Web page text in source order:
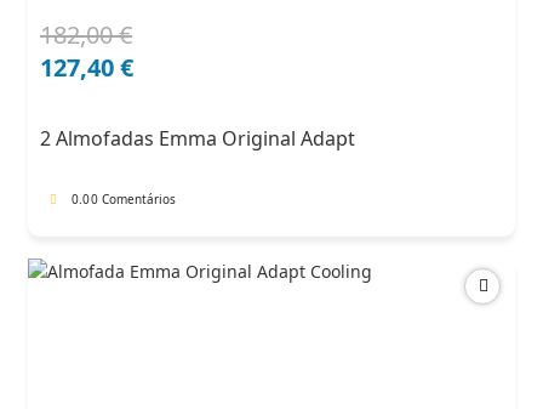
182,00€
O
preço
182,00 €.
127,40€
O
preço
127,40 €.
2 Almofadas Emma Original Adapt
0.00 Comentários